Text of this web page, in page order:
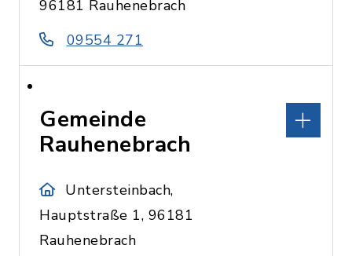
96181 Rauhenebrach
09554 271
Gemeinde
Rauhenebrach
Untersteinbach,
Hauptstraße 1, 96181
Rauhenebrach